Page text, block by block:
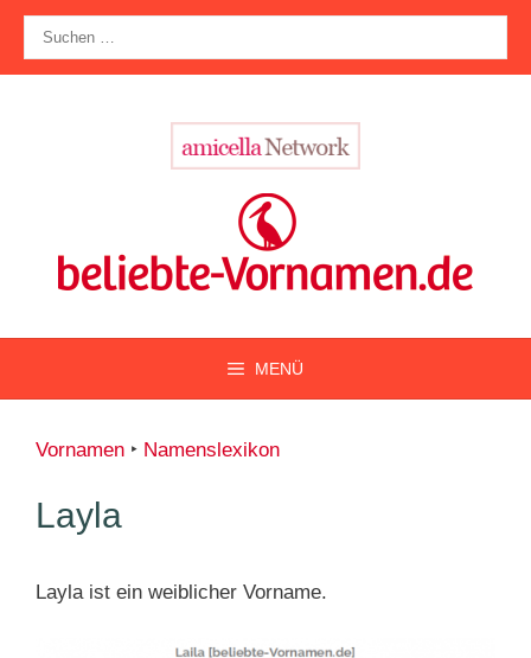
Zum
Inhalt
springen
nach:
MENÜ
Vornamen ‣ Namenslexikon
Layla
Layla ist ein weiblicher Vorname.